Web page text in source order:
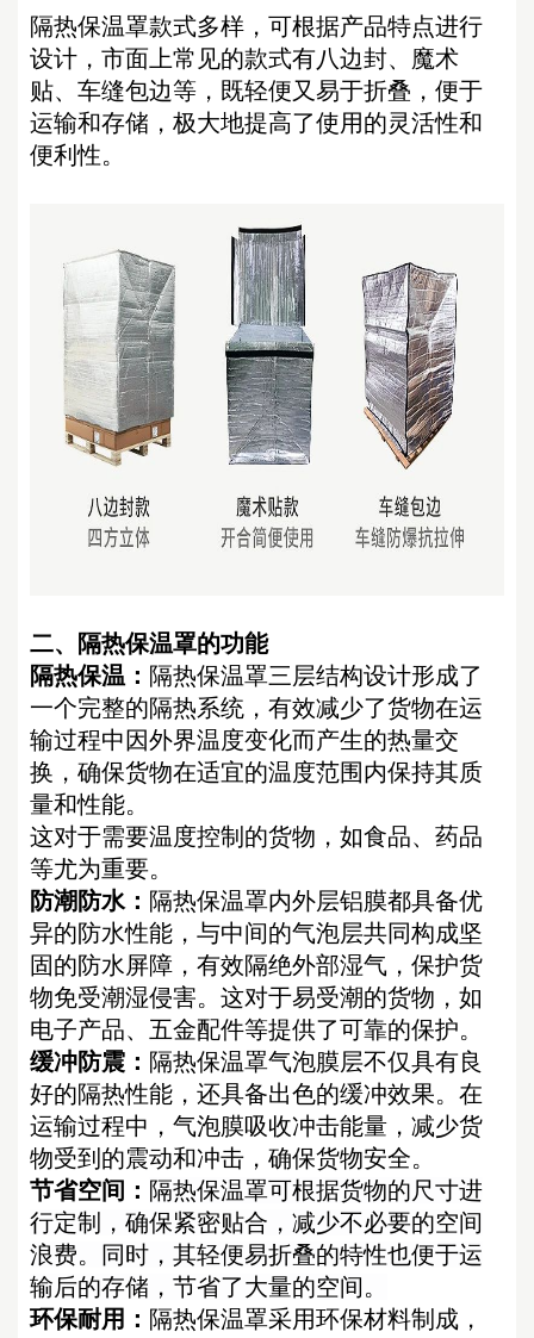
隔热保温罩款式多样，可根据产品特点进行
设计，市面上常见的款式有八边封、魔术
贴、车缝包边等，既轻便又易于折叠，便于
运输和存储，极大地提高了使用的灵活性和
便利性。
二、 隔热保温罩的功能
隔热保温： 隔热保温罩三层结构设计形成了
一个完整的隔热系统，有效减少了货物在运
输过程中因外界温度变化而产生的热量交
换，确保货物在适宜的温度范围内保持其质
量和性能。
这对于需要温度控制的货物，如食品、药品
等尤为重要。
防潮防水： 隔热保温罩内外层铝膜都具备优
异的防水性能，与中间的气泡层共同构成坚
固的防水屏障，有效隔绝外部湿气，保护货
物免受潮湿侵害。这对于易受潮的货物，如
电子产品、五金配件等提供了可靠的保护。
缓冲防震： 隔热保温罩气泡膜层不仅具有良
好的隔热性能，还具备出色的缓冲效果。在
运输过程中，气泡膜吸收冲击能量，减少货
物受到的震动和冲击，确保货物安全。
节省空间： 隔热保温罩可根据货物的尺寸进
行定制，确保紧密贴合，减少不必要的空间
浪费。同时，其轻便易折叠的特性也便于运
输后的存储，节省了大量的空间。
环保耐用： 隔热保温罩采用环保材料制成，